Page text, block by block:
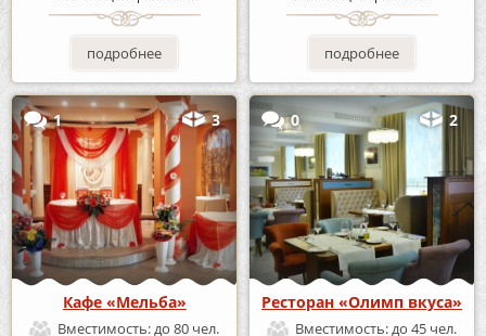
подробнее подробнее
1 3
Кафе «Мельба»
Вместимость:до 80 чел.
0 2
Ресторан «Олимп вкуса»
Вместимость:до 45 чел.